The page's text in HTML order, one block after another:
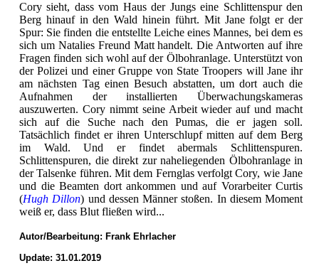
Cory sieht, dass vom Haus der Jungs eine Schlittenspur den
Berg hinauf in den Wald hinein führt. Mit Jane folgt er der
Spur: Sie finden die entstellte Leiche eines Mannes, bei dem es
sich um Natalies Freund Matt handelt. Die Antworten auf ihre
Fragen finden sich wohl auf der Ölbohranlage. Unterstützt von
der Polizei und einer Gruppe von State Troopers will Jane ihr
am nächsten Tag einen Besuch abstatten, um dort auch die
Aufnahmen der installierten Überwachungskameras
auszuwerten. Cory nimmt seine Arbeit wieder auf und macht
sich auf die Suche nach den Pumas, die er jagen soll.
Tatsächlich findet er ihren Unterschlupf mitten auf dem Berg
im Wald. Und er findet abermals Schlittenspuren.
Schlittenspuren, die direkt zur naheliegenden Ölbohranlage in
der Talsenke führen. Mit dem Fernglas verfolgt Cory, wie Jane
und die Beamten dort ankommen und auf Vorarbeiter Curtis
(Hugh Dillon) und dessen Männer stoßen. In diesem Moment
weiß er, dass Blut fließen wird...
Autor/Bearbeitung: Frank Ehrlacher
Update: 31.01.2019